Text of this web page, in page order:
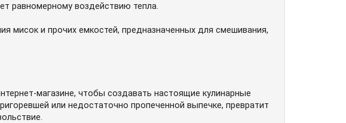
равномерному воздействию тепла.
мисок и прочих емкостей, предназначенных для смешивания,
магазине, чтобы создавать настоящие кулинарные
или недостаточно пропеченной выпечке, превратит